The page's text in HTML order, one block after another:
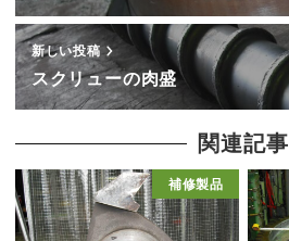
新しい投稿
スクリューの肉盛
関連記事
補修製品